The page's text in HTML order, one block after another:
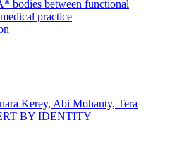
bodies between functional
practice
Kerey, Abi Mohanty, Tera
BY IDENTITY